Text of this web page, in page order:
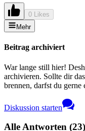
0 Likes
Mehr
Beitrag archiviert
War lange still hier!
archivieren. Sollte dir
brennen, darfst du gerne
Diskussion starten
Alle Antworten (23)